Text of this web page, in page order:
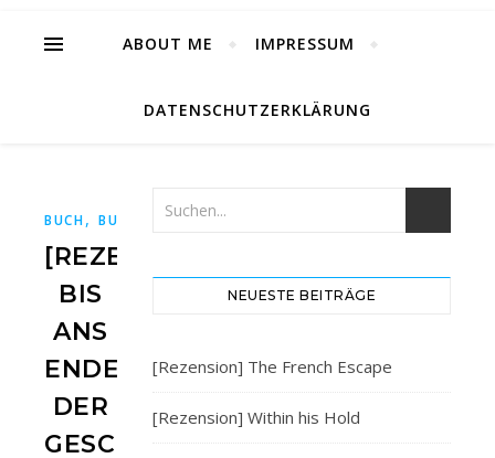
ABOUT ME IMPRESSUM
DATENSCHUTZERKLÄRUNG
BUCH, BUCHBLOG, BÜCHER
[REZENSION]
BIS
ANS
ENDE
DER
GESCHICHTE
NEUESTE BEITRÄGE
[Rezension] The French Escape
[Rezension] Within his Hold